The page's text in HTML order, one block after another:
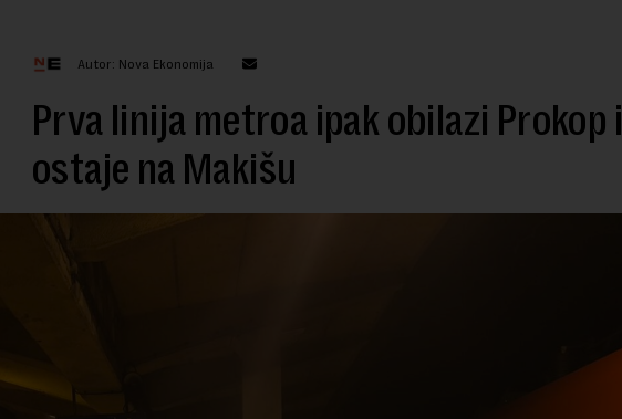
Autor: Nova Ekonomija
Prva linija metroa ipak obilazi Prokop i
ostaje na Makišu